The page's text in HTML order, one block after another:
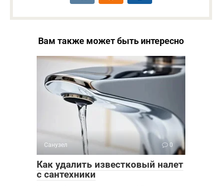
Вам также может быть интересно
Санузел 0
Как удалить известковый налет
с сантехники